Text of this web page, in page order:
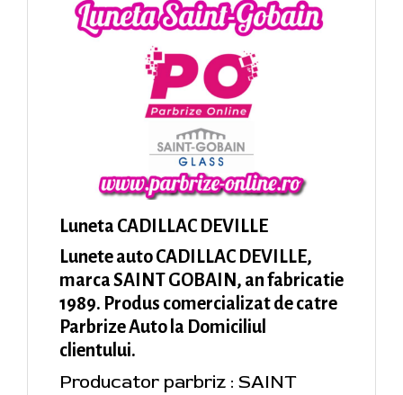
Luneta CADILLAC DEVILLE
Lunete auto CADILLAC DEVILLE,
marca SAINT GOBAIN, an fabricatie
1989. Produs comercializat de catre
Parbrize Auto la Domiciliul
clientului.
Producator parbriz : SAINT